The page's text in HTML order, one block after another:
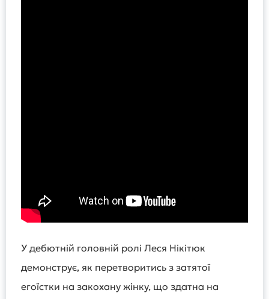
У дебютній головній ролі Леся Нікітюк
демонструє, як перетворитись з затятої
егоїстки на закохану жінку, що здатна на